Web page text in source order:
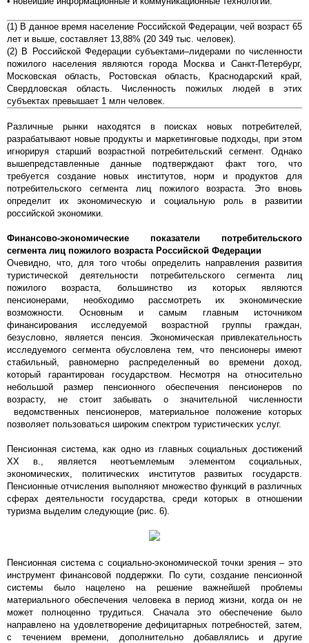
(1) В данное время население Российской Федерации, чей возраст 65
лет и выше, составляет 13,88% (20 349 тыс. человек).
(2) В Российской Федерации субъектами–лидерами по численности
пожилого населения являются города Москва и Санкт-Петербург,
Московская область, Ростовская область, Краснодарский край,
Свердловская область. Численность пожилых людей в этих
субъектах превышает 1 млн человек.
Различные рынки находятся в поисках новых потребителей,
разрабатывают новые продукты и маркетинговые подходы, при этом
игнорируя старший возрастной потребительский сегмент. Однако
вышепредставленные данные подтверждают факт того, что
требуется создание новых институтов, норм и продуктов для
потребительского сегмента лиц пожилого возраста. Это вновь
определит их экономическую и социальную роль в развитии
российской экономики.
Финансово-экономические показатели потребительского
сегмента лиц пожилого возраста Российской Федерации
Очевидно, что, для того чтобы определить направления развития
туристической деятельности потребительского сегмента лиц
пожилого возраста, большинство из которых являются
пенсионерами, необходимо рассмотреть их экономические
возможности. Основным и самым главным источником
финансирования исследуемой возрастной группы граждан,
безусловно, является пенсия. Экономическая привлекательность
исследуемого сегмента обусловлена тем, что пенсионеры имеют
стабильный, равномерно распределенный во времени доход,
который гарантирован государством. Несмотря на относительно
небольшой размер пенсионного обеспечения пенсионеров по
возрасту, не стоит забывать о значительной численности
ведомственных пенсионеров, материальное положение которых
позволяет пользоваться широким спектром туристических услуг.
Пенсионная система, как одно из главных социальных достижений
ХХ в., является неотъемлемым элементом социальных,
экономических, политических институтов развитых государств.
Пенсионные отчисления выполняют множество функций в различных
сферах деятельности государства, среди которых в отношении
туризма выделим следующие (рис. 6).
Пенсионная система с социально-экономической точки зрения – это
инструмент финансовой поддержки. По сути, создание пенсионной
системы было нацелено на решение важнейшей проблемы
материального обеспечения человека в период жизни, когда он не
может полноценно трудиться. Сначала это обеспечение было
направлено на удовлетворение дефицитарных потребностей, затем,
с течением времени, дополнительно добавлялись и другие